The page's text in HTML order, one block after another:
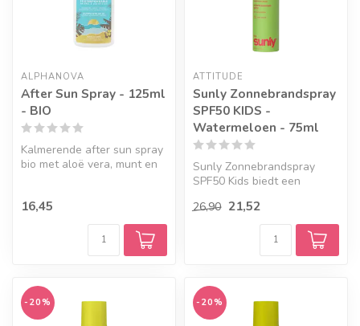
ALPHANOVA
After Sun Spray - 125ml
- BIO
Kalmerende after sun spray
bio met aloë vera, munt en
16,45
ATTITUDE
Sunly Zonnebrandspray
SPF50 KIDS -
Watermeloen - 75ml
Sunly Zonnebrandspray
SPF50 Kids biedt een
kindvriendelijke besche...
26,90 21,52
-20% -20%